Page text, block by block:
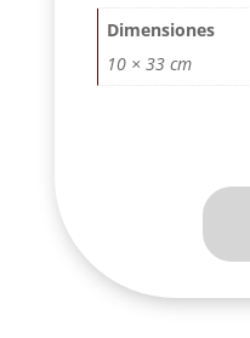
Dimensiones
10 × 33 cm
CHEF